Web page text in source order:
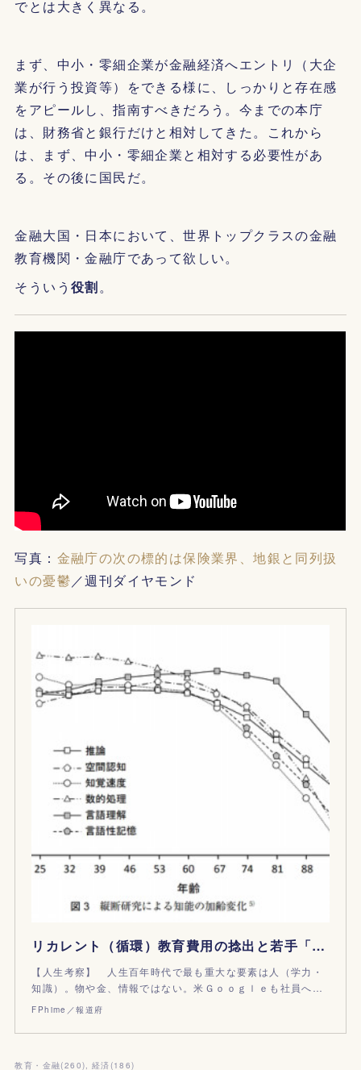
でとは大きく異なる。
まず、中小・零細企業が金融経済へエントリ（大企
業が行う投資等）をできる様に、しっかりと存在感
をアピールし、指南すべきだろう。今までの本庁
は、財務省と銀行だけと相対してきた。これから
は、まず、中小・零細企業と相対する必要性があ
る。その後に国民だ。
金融大国・日本において、世界トップクラスの金融
教育機関・金融庁であって欲しい。
そういう 役割。
写真： 金融庁の次の標的は保険業界、地銀と同列扱
いの憂鬱／週刊ダイヤモンド
リカレント（循環）教育費用の捻出と若手「ブロック経済」
【人生考察】 人生百年時代で最も重大な要素は人（学力・
知識）。物や金、情報ではない。米Ｇｏｏｇｌｅも社員へ…
FPhime／報道府
教育・金融(260) 経済 (186)